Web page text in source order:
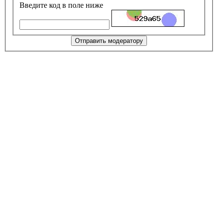
Введите код в поле ниже
Отправить модератору